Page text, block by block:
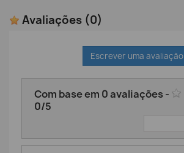
Avaliações (0)
Escrever uma avaliação
Com base em 0avaliações-
0/5